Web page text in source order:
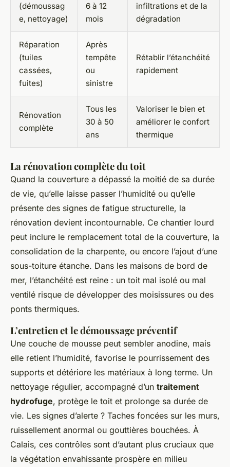
(démoussag
e, nettoyage)
6 à 12
mois
infiltrations et de la
dégradation
Réparation
(tuiles
cassées,
fuites)
Après
tempête
ou
sinistre
Rétablir l’étanchéité
rapidement
Rénovation
complète
Tous les
30 à 50
ans
Valoriser le bien et
améliorer le confort
thermique
La rénovation complète du toit
Quand la couverture a dépassé la moitié de sa durée
de vie, qu’elle laisse passer l’humidité ou qu’elle
présente des signes de fatigue structurelle, la
rénovation devient incontournable. Ce chantier lourd
peut inclure le remplacement total de la couverture, la
consolidation de la charpente, ou encore l’ajout d’une
sous-toiture étanche. Dans les maisons de bord de
mer, l’étanchéité est reine : un toit mal isolé ou mal
ventilé risque de développer des moisissures ou des
ponts thermiques.
L’entretien et le démoussage préventif
Une couche de mousse peut sembler anodine, mais
elle retient l’humidité, favorise le pourrissement des
supports et détériore les matériaux à long terme. Un
nettoyage régulier, accompagné d’un traitement
hydrofuge, protège le toit et prolonge sa durée de
vie. Les signes d’alerte ? Taches foncées sur les murs,
ruissellement anormal ou gouttières bouchées. À
Calais, ces contrôles sont d’autant plus cruciaux que
la végétation envahissante prospère en milieu